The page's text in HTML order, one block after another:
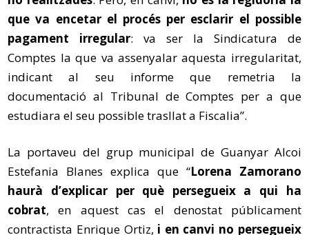
que va encetar el procés per esclarir el possible
pagament irregular: va ser la Sindicatura de
Comptes la que va assenyalar aquesta irregularitat,
indicant al seu informe que remetria la
documentació al Tribunal de Comptes per a que
estudiara el seu possible trasllat a Fiscalia”.
La portaveu del grup municipal de Guanyar Alcoi
Estefania Blanes explica que “Lorena Zamorano
haurà d’explicar per què persegueix a qui ha
cobrat, en aquest cas el denostat públicament
contractista Enrique Ortiz, i en canvi no persegueix